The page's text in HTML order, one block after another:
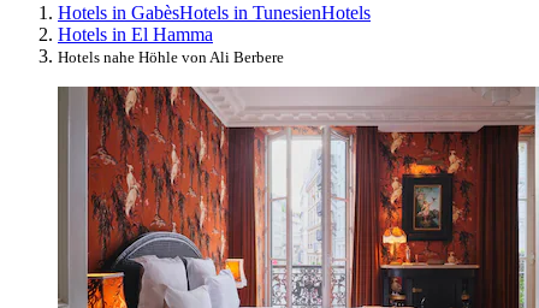
Hotels in GabèsHotels in TunesienHotels
Hotels in El Hamma
Hotels nahe Höhle von Ali Berbere